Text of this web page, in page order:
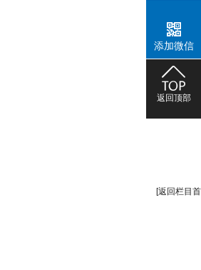
[返回栏目
添加微信
返回顶部